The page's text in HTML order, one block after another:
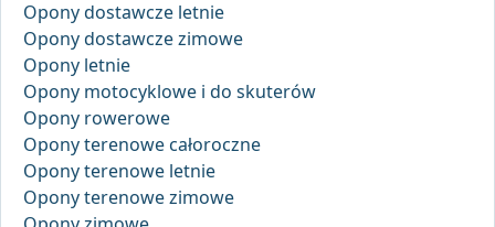
Opony dostawcze letnie
Opony dostawcze zimowe
Opony letnie
Opony motocyklowe i do skuterów
Opony rowerowe
Opony terenowe całoroczne
Opony terenowe letnie
Opony terenowe zimowe